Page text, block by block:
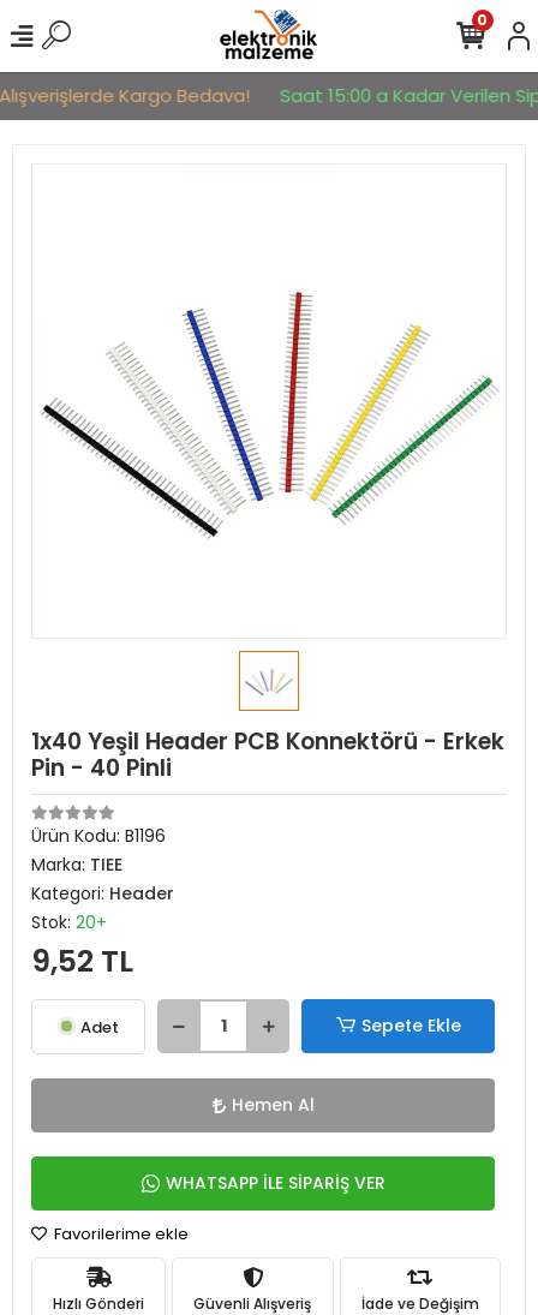
Kargo Bedava! Saat 15:00 a Kadar Verilen
0
1x40 Yeşil Header PCB Konnektörü - Erkek
Pin - 40 Pinli
Ürün Kodu: B1196
Marka: TIEE
Kategori: Header
Stok: 20+
9,52 TL
Adet Sepete Ekle
Hemen Al
WHATSAPP İLE SİPARİŞ VER
Favorilerime ekle
Hızlı Gönderi Güvenli Alışveriş İade ve Değişim